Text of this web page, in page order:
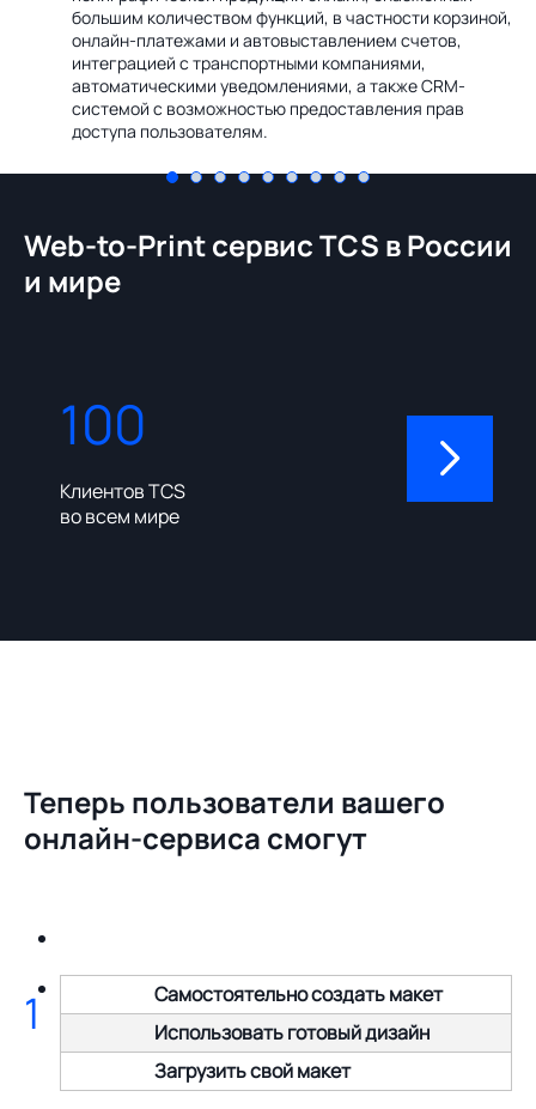
большим количеством функций, в частности корзиной,
онлайн-платежами и автовыставлением счетов,
интеграцией с транспортными компаниями,
автоматическими уведомлениями, а также CRM-
системой с возможностью предоставления прав
доступа пользователям.
Web-to-Print сервис TCS в России
и мире
100
Клиентов TCS
во всем мире
310
Теперь пользователи вашего
онлайн-сервиса смогут
Самостоятельно создать макет
Использовать готовый дизайн
Загрузить свой макет
1